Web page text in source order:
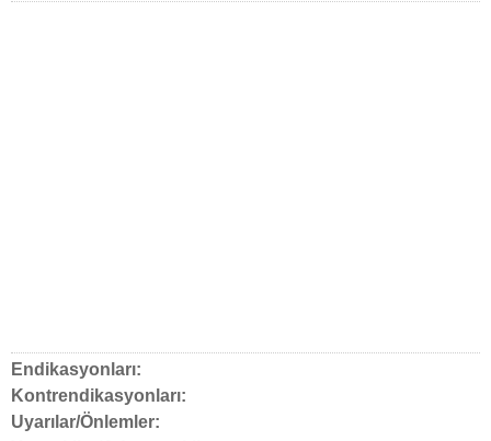
Endikasyonları:
Kontrendikasyonları:
Uyarılar/Önlemler: